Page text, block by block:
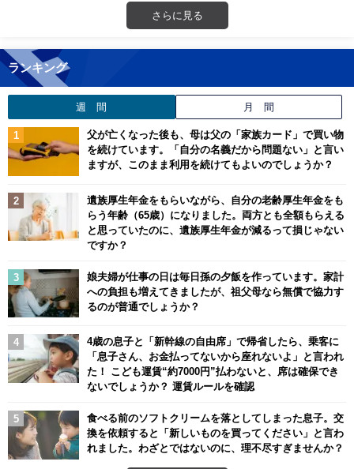
さらに見る
ランキング
週 間 月 間
父が亡くなった後も、母は父の「家族カード」で買い物
を続けています。「自分の名義だから問題ない」と言い
ますが、このまま利用を続けてもよいのでしょうか？
遺族厚生年金をもらいながら、自分の老齢厚生年金をも
らう年齢（65歳）になりました。両方とも全額もらえる
と思っていたのに、遺族厚生年金が減るって損じゃない
ですか？
娘夫婦が仕事の日は毎日孫の夕飯を作っています。家計
への負担も増えてきましたが、祖父母なら無償で協力す
るのが普通でしょうか？
4歳の息子と「新幹線の自由席」で帰省したら、乗客に
「息子さん、お金払ってないから座れないよ」と言われ
た！ こども運賃“約7000円”払わないと、席は確保でき
ないでしょうか？ 運賃ルールを確認
食べる前のソフトクリームを落としてしまった息子。交
換を依頼すると「新しいものを買ってください」と言わ
れました。わざとではないのに、理不尽すぎませんか？